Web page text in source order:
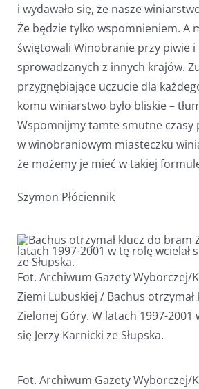
i wydawało się, że nasze
Że będzie tylko wspomnieniem. A
świętowali Winobranie przy piwie
sprowadzanych z innych krajów.
przygnębiające uczucie dla
komu winiarstwo było bliskie –
Wspomnijmy tamte smutne czasy
w winobraniowym miasteczku
że możemy je mieć w takiej
Szymon Płóciennik
Fot. Archiwum Gazety Wyborczej/
Ziemi Lubuskiej / Bachus
Zielonej Góry. W latach 1997-2001
się Jerzy Karnicki ze Słupska.
Fot. Archiwum Gazety Wyborczej/